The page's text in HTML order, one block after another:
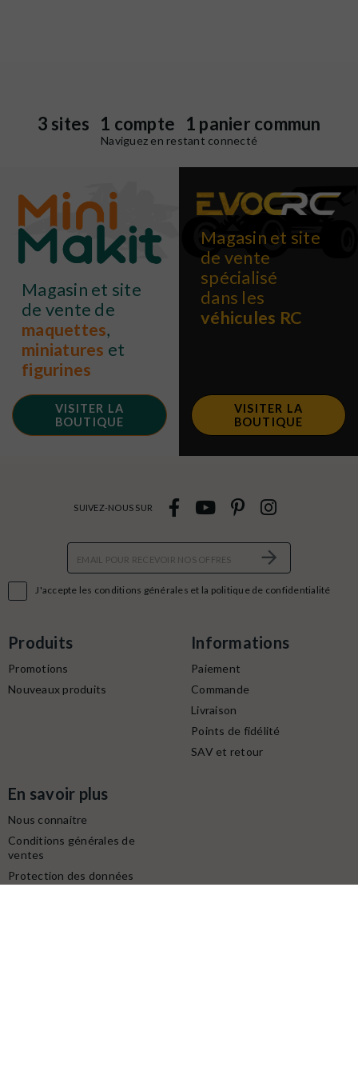
3 sites 1 compte 1 panier commun
Naviguez en restant connecté
Magasin et site
de vente de
maquettes,
miniatures et
figurines
VISITER LA
BOUTIQUE
Magasin et site
de vente
spécialisé
dans les
véhicules RC
VISITER LA
BOUTIQUE
J'accepte les conditions générales et la politique de confidentialité
SUIVEZ-NOUS SUR
Produits
Promotions
Nouveaux produits
Informations
Paiement
Commande
Livraison
Points de fidélité
SAV et retour
En savoir plus
Nous connaitre
Conditions générales de
ventes
Protection des données